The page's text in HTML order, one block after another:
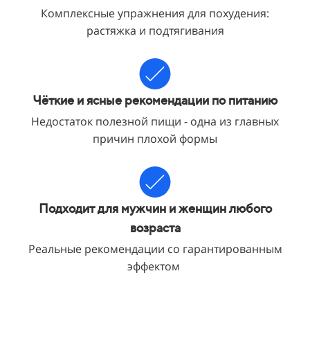
Комплексные упражнения для похудения:
растяжка и подтягивания
Чёткие и ясные рекомендации по питанию
Недостаток полезной пищи - одна из главных
причин плохой формы
Подходит для мужчин и женщин любого
возраста
Реальные рекомендации со гарантированным
эффектом